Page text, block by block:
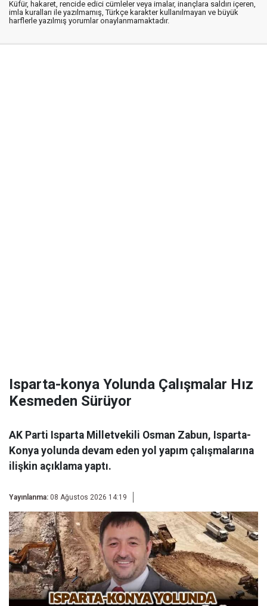
Küfür, hakaret, rencide edici cümleler veya imalar, inançlara saldırı içeren,
imla kuralları ile yazılmamış, Türkçe karakter kullanılmayan ve büyük
harflerle yazılmış yorumlar onaylanmamaktadır.
Isparta-konya Yolunda Çalışmalar Hız
Kesmeden Sürüyor
AK Parti Isparta Milletvekili Osman Zabun, Isparta-
Konya yolunda devam eden yol yapım çalışmalarına
ilişkin açıklama yaptı.
Yayınlanma: 08 Ağustos 2026 14:19